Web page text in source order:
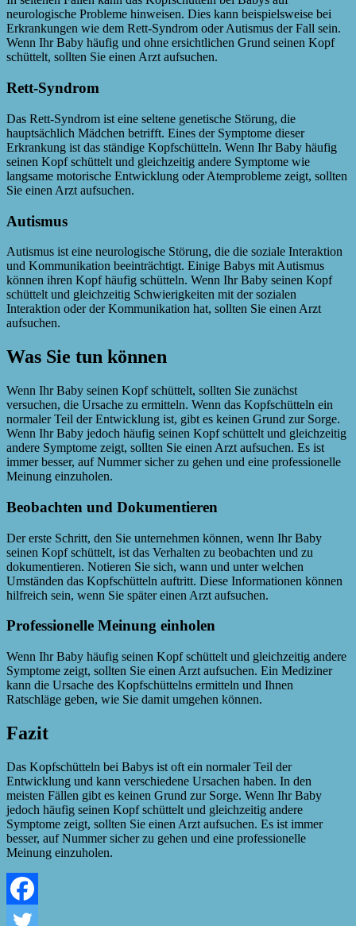
neurologische Probleme hinweisen. Dies kann beispielsweise bei
Erkrankungen wie dem Rett-Syndrom oder Autismus der Fall sein.
Wenn Ihr Baby häufig und ohne ersichtlichen Grund seinen Kopf
schüttelt, sollten Sie einen Arzt aufsuchen.
Rett-Syndrom
Das Rett-Syndrom ist eine seltene genetische Störung, die
hauptsächlich Mädchen betrifft. Eines der Symptome dieser
Erkrankung ist das ständige Kopfschütteln. Wenn Ihr Baby häufig
seinen Kopf schüttelt und gleichzeitig andere Symptome wie
langsame motorische Entwicklung oder Atemprobleme zeigt, sollten
Sie einen Arzt aufsuchen.
Autismus
Autismus ist eine neurologische Störung, die die soziale Interaktion
und Kommunikation beeinträchtigt. Einige Babys mit Autismus
können ihren Kopf häufig schütteln. Wenn Ihr Baby seinen Kopf
schüttelt und gleichzeitig Schwierigkeiten mit der sozialen
Interaktion oder der Kommunikation hat, sollten Sie einen Arzt
aufsuchen.
Was Sie tun können
Wenn Ihr Baby seinen Kopf schüttelt, sollten Sie zunächst
versuchen, die Ursache zu ermitteln. Wenn das Kopfschütteln ein
normaler Teil der Entwicklung ist, gibt es keinen Grund zur Sorge.
Wenn Ihr Baby jedoch häufig seinen Kopf schüttelt und gleichzeitig
andere Symptome zeigt, sollten Sie einen Arzt aufsuchen. Es ist
immer besser, auf Nummer sicher zu gehen und eine professionelle
Meinung einzuholen.
Beobachten und Dokumentieren
Der erste Schritt, den Sie unternehmen können, wenn Ihr Baby
seinen Kopf schüttelt, ist das Verhalten zu beobachten und zu
dokumentieren. Notieren Sie sich, wann und unter welchen
Umständen das Kopfschütteln auftritt. Diese Informationen können
hilfreich sein, wenn Sie später einen Arzt aufsuchen.
Professionelle Meinung einholen
Wenn Ihr Baby häufig seinen Kopf schüttelt und gleichzeitig andere
Symptome zeigt, sollten Sie einen Arzt aufsuchen. Ein Mediziner
kann die Ursache des Kopfschüttelns ermitteln und Ihnen
Ratschläge geben, wie Sie damit umgehen können.
Fazit
Das Kopfschütteln bei Babys ist oft ein normaler Teil der
Entwicklung und kann verschiedene Ursachen haben. In den
meisten Fällen gibt es keinen Grund zur Sorge. Wenn Ihr Baby
jedoch häufig seinen Kopf schüttelt und gleichzeitig andere
Symptome zeigt, sollten Sie einen Arzt aufsuchen. Es ist immer
besser, auf Nummer sicher zu gehen und eine professionelle
Meinung einzuholen.